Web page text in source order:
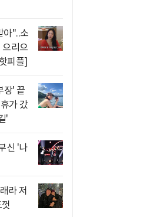
아"..소
리으
피플]
장' 끝
가 갔
'
신 '나
라 저